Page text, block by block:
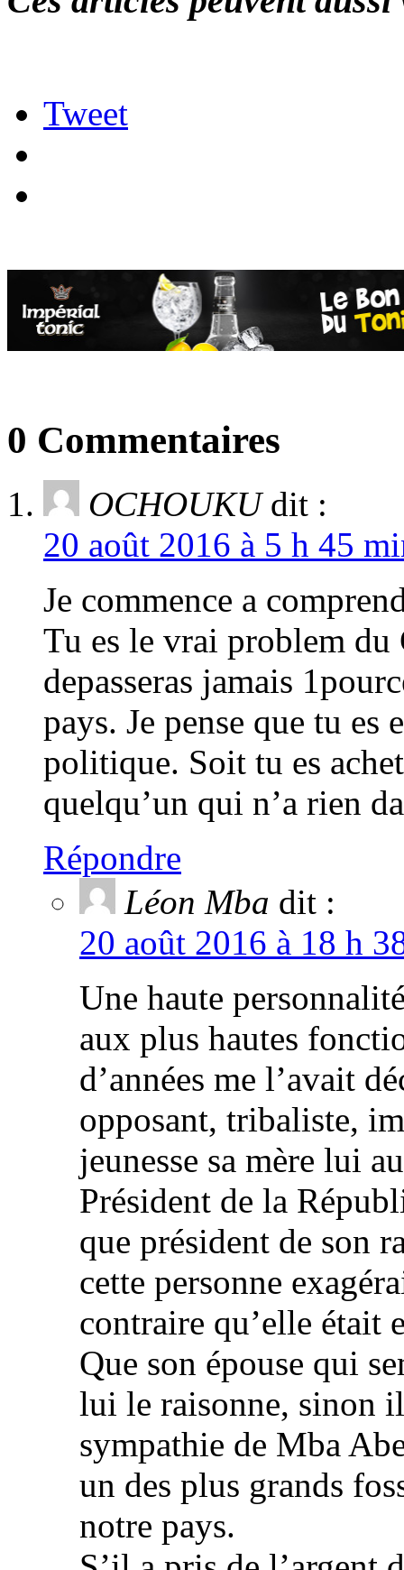
Tweet
0 Commentaires
OCHOUKU dit :
20 août 2016 à 5 h 45
Je commence a
Tu es le vrai problem du
depasseras jamais
pays. Je pense que tu es
politique. Soit tu es
quelqu’un qui n’a rien
Répondre
Léon Mba dit :
20 août 2016 à 18 h
Une haute
aux plus hautes
d’années me l’avait
opposant, tribaliste,
jeunesse sa mère lui
Président de la
que président de son
cette personne
contraire qu’elle était
Que son épouse qui
lui le raisonne, sinon
sympathie de Mba
un des plus grands
notre pays.